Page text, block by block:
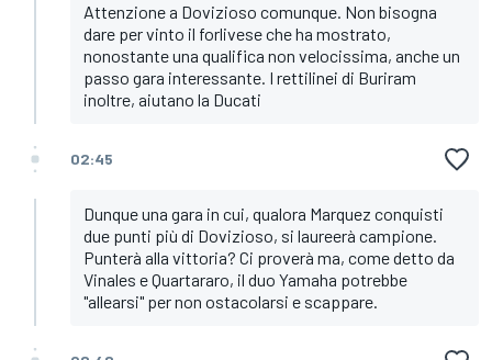
Attenzione a Dovizioso comunque. Non bisogna
dare per vinto il forlivese che ha mostrato,
nonostante una qualifica non velocissima, anche un
passo gara interessante. I rettilinei di Buriram
inoltre, aiutano la Ducati
02:45
Dunque una gara in cui, qualora Marquez conquisti
due punti più di Dovizioso, si laureerà campione.
Punterà alla vittoria? Ci proverà ma, come detto da
Vinales e Quartararo, il duo Yamaha potrebbe
"allearsi" per non ostacolarsi e scappare.